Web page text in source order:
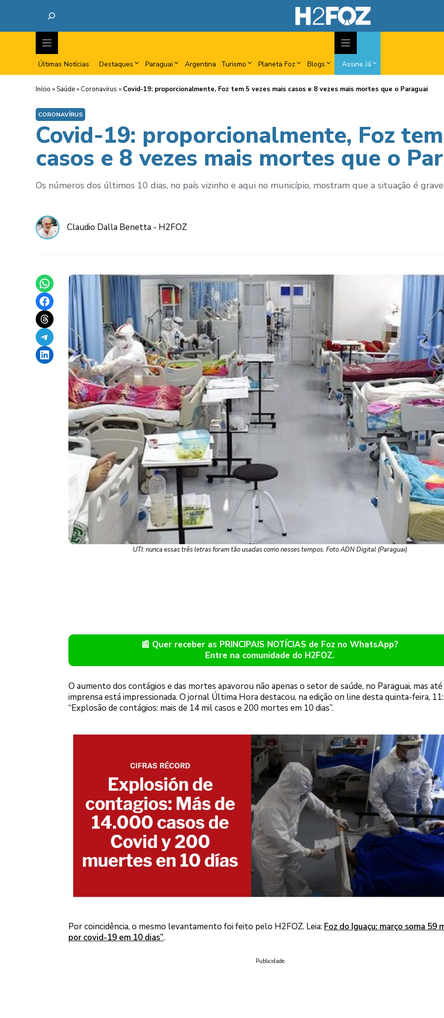
Últimas Notícias Destaques Paraguai Argentina Turismo Planeta Foz Blogs Assine Já
Início »Saúde » Coronavírus » Covid-19: proporcionalmente, Foz tem 5 vezes mais casos e 8 vezes mais mortes que o Paraguai
CORONAVÍRUS
Covid-19: proporcionalmente, Foz
casos e 8 vezes mais mortes que o
Os números dos últimos 10 dias, no país vizinho e aqui no município, mostram que a situação é
Claudio Dalla Benetta - H2FOZ
Share on WhatsApp
Share on Facebook
Share on Threads
Share on Telegram
Share on LinkedIn
UTI: nunca essas três letras foram tão usadas como nesses tempos. Foto ADN Digital (Paraguai)
📰 Quer receber as PRINCIPAIS NOTÍCIAS de Foz no WhatsApp?
Entre na comunidade do H2FOZ.
O aumento dos contágios e das mortes apavorou não apenas o setor de saúde, no Paraguai, mas até
imprensa está impressionada. O jornal Última Hora destacou, na edição on line desta quinta-feira, 11:
“Explosão de contágios: mais de 14 mil casos e 200 mortes em 10 dias”.
Por coincidência, o mesmo levantamento foi feito pelo H2FOZ. Leia: Foz do Iguaçu: março soma 59
por covid-19 em 10 dias”.
Publicidade